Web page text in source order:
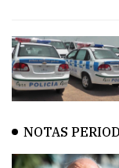
NOTAS